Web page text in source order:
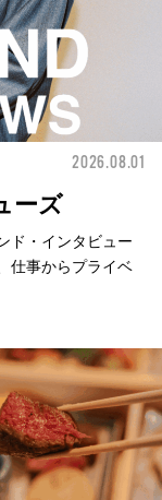
2026.08.01
ーズ
ド・インタビュー
仕事からプライベ